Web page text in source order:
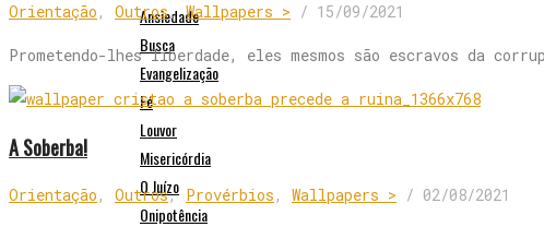
Ansiedade
Busca
Evangelização
Fé
Louvor
Misericórdia
O Juízo
Onipotência
Orientação , Outros,Wallpapers > / 15/09/2021
Prometendo-lhes liberdade, eles mesmos são escravos da
A Soberba!
Orientação , Outros, Provérbios , Wallpapers > / 02/08/2021